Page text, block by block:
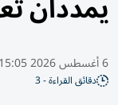
6 أغسطس 2026 15:05 مساء
دقائق القراءة - 3